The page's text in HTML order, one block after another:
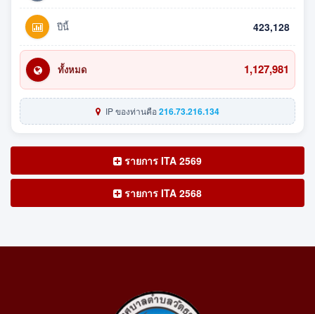
ปีนี้ 423,128
ทั้งหมด 1,127,981
IP ของท่านคือ216.73.216.134
รายการ ITA 2569
รายการ ITA 2568